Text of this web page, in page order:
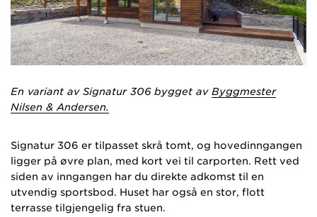
En variant av Signatur 306 bygget av Byggmester
Nilsen & Andersen.
Signatur 306 er tilpasset skrå tomt, og hovedinngangen
ligger på øvre plan, med kort vei til carporten. Rett ved
siden av inngangen har du direkte adkomst til en
utvendig sportsbod. Huset har også en stor, flott
terrasse tilgjengelig fra stuen.